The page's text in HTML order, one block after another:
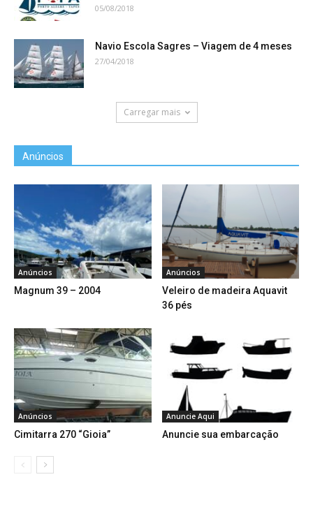
05/08/2018
Navio Escola Sagres – Viagem de 4 meses
27/04/2018
Carregar mais
Anúncios
Anúncios
Magnum 39 – 2004
Anúncios
Veleiro de madeira Aquavit
36 pés
Anúncios
Cimitarra 270 “Gioia”
Anuncie Aqui
Anuncie sua embarcação